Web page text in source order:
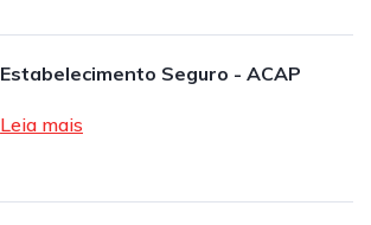
Estabelecimento Seguro - ACAP
Leia mais